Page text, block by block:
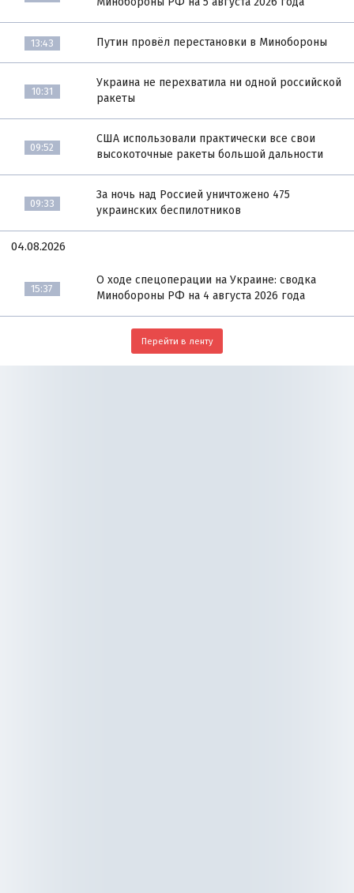
13:43 Путин провёл перестановки в Минобороны
10:31
Украина не перехватила ни одной российской
ракеты
09:52
США использовали практически все свои
высокоточные ракеты большой дальности
09:33
За ночь над Россией уничтожено 475
украинских беспилотников
04.08.2026
15:37
О ходе спецоперации на Украине: сводка
Минобороны РФ на 4 августа 2026 года
Перейти в ленту